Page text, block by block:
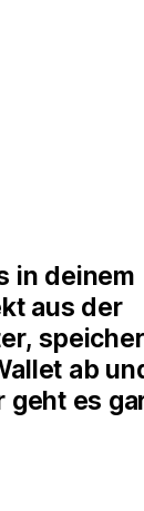
in deinem
aus der
ab
geht es